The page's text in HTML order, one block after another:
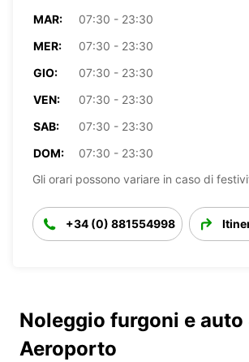
MAR:
07:30 - 23:30
MER:
07:30 - 23:30
GIO:
07:30 - 23:30
VEN:
07:30 - 23:30
SAB:
07:30 - 23:30
DOM:
07:30 - 23:30
Gli orari possono variare in caso di
+34 (0) 881554998
Noleggio furgoni e auto
Aeroporto